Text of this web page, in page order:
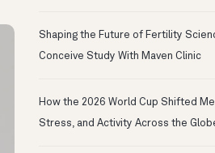
Shaping the Future of Fertility
Conceive Study With Maven Clinic
How the 2026 World Cup Shifted
Stress, and Activity Across the